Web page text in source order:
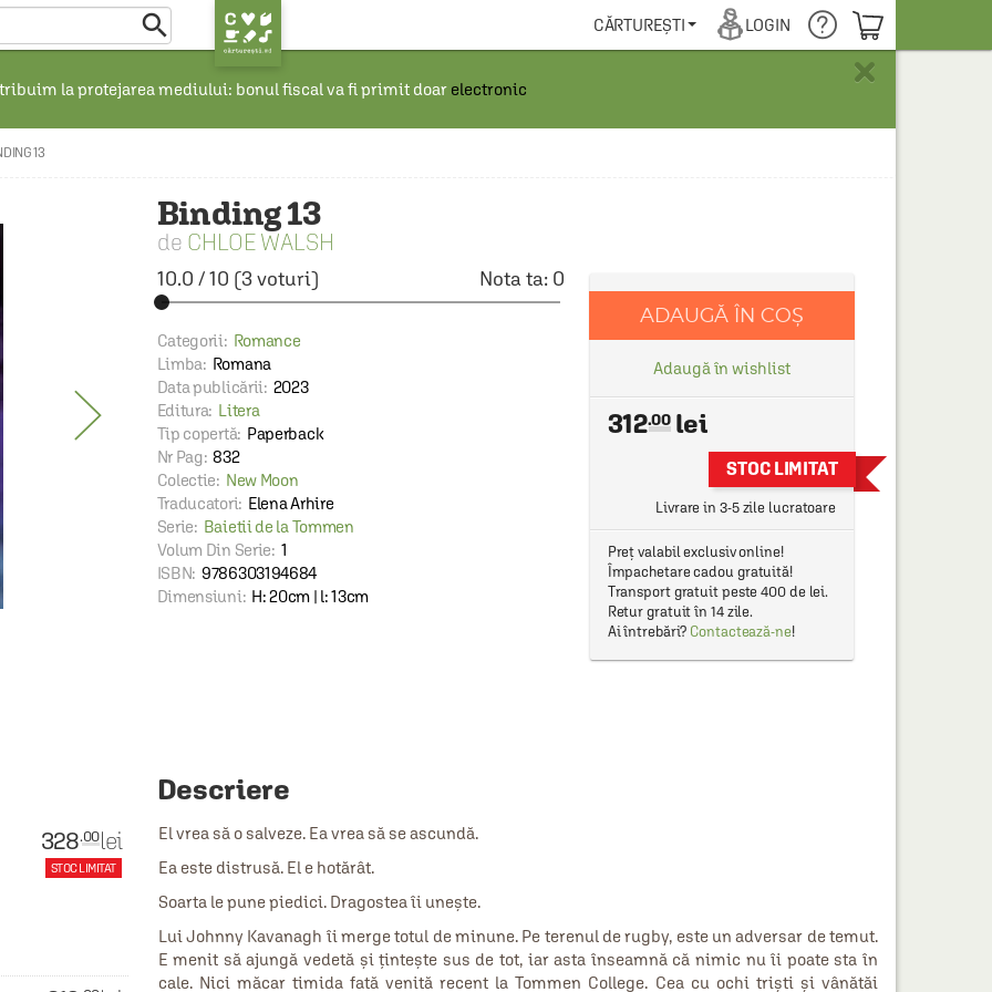
 CĂRTUREȘTI LOGIN COȘUL TĂU
×
la protejarea mediului: bonul fiscal va fi primit doar electronic
13
Binding 13
CHLOE WALSH
10.0 /10 (3voturi) Nota ta: 0
Categorii: Romance
Limba: Romana
Data publicării: 2023
Editura: Litera
Tip copertă: Paperback
Nr Pag: 832
Colectie: New Moon
Traducatori: Elena Arhire
Serie: Baietii de la Tommen
Volum Din Serie: 1
ISBN: 9786303194684
Dimensiuni: H: 20cm | l: 13cm
ADAUGĂ ÎN COȘ
Adaugă în wishlist
312.00
STOC LIMITAT
Livrare in 3-5 zile lucratoare
Preț valabil exclusiv online!
Împachetare cadou gratuită!
Transport gratuit peste 400 de lei.
Retur gratuit în 14 zile.
Ai întrebări? Contactează-ne!
328.00lei
STOC LIMITAT
Descriere
El vrea să o salveze. Ea vrea să se ascundă.
Ea este distrusă. El e hotărât.
Soarta le pune piedici. Dragostea îi unește.
Lui Johnny Kavanagh îi merge totul de minune. Pe terenul de rugby, este un adversar de temut.
E menit să ajungă vedetă și țintește sus de tot, iar asta înseamnă că nimic nu îi poate sta în
cale. Nici măcar timida fată venită recent la Tommen College. Cea cu ochi triști și vânătăi